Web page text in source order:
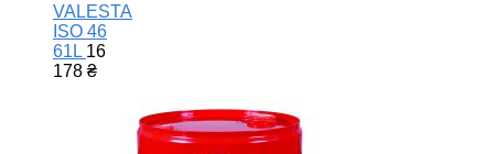
VALESTA
ISO 46
61L 16
178 ₴